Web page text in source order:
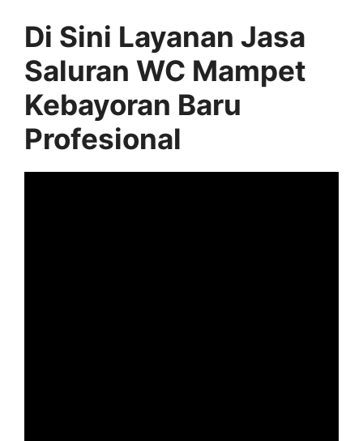
Di Sіnі Layanan Jasa
Saluran WC Mampet
Kebayoran Baru
Profesional